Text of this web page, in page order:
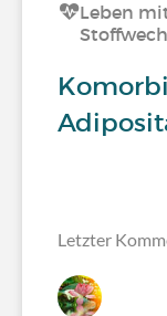
Leben
Letzter